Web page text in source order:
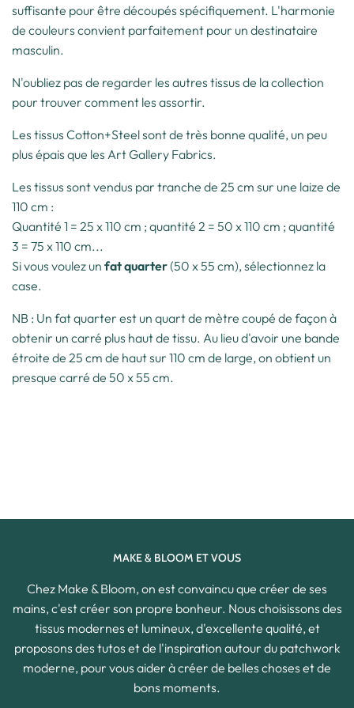
suffisante pour être découpés spécifiquement. L'harmonie
de couleurs convient parfaitement pour un destinataire
masculin.
N'oubliez pas de regarder les autres tissus de la collection
pour trouver comment les assortir.
Les tissus Cotton+Steel sont de très bonne qualité, un peu
plus épais que les Art Gallery Fabrics.
Les tissus sont vendus par tranche de 25 cm sur une laize de
110 cm :
Quantité 1 = 25 x 110 cm ; quantité 2 = 50 x 110 cm ; quantité
3 = 75 x 110 cm...
Si vous voulez un fat quarter(50 x 55 cm), sélectionnez la
case.
NB : Un fat quarter est un quart de mètre coupé de façon à
obtenir un carré plus haut de tissu. Au lieu d'avoir une bande
étroite de 25 cm de haut sur 110 cm de large, on obtient un
presque carré de 50 x 55 cm.
MAKE & BLOOM ET VOUS
Chez Make & Bloom, on est convaincu que créer de ses
mains, c'est créer son propre bonheur. Nous choisissons des
tissus modernes et lumineux, d'excellente qualité, et
proposons des tutos et de l'inspiration autour du patchwork
moderne, pour vous aider à créer de belles choses et de
bons moments.